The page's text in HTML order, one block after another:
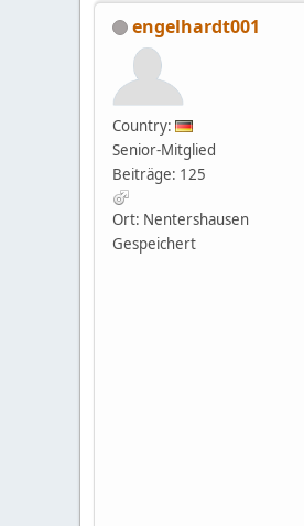
engelhardt001
Country:
Senior-Mitglied
Beiträge: 125
Ort: Nentershausen
Gespeichert